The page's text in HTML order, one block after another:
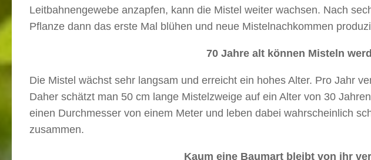
Leitbahnengewebe anzapfen, kann die Mistel weiter wachsen. Nach
Pflanze dann das erste Mal blühen und neue Mistelnachkommen
70 Jahre alt können Misteln
Die Mistel wächst sehr langsam und erreicht ein hohes Alter. Pro Jahr
Daher schätzt man 50 cm lange Mistelzweige auf ein Alter von 30
einen Durchmesser von einem Meter und leben dabei wahrscheinlich
zusammen.
Kaum eine Baumart bleibt von ihr